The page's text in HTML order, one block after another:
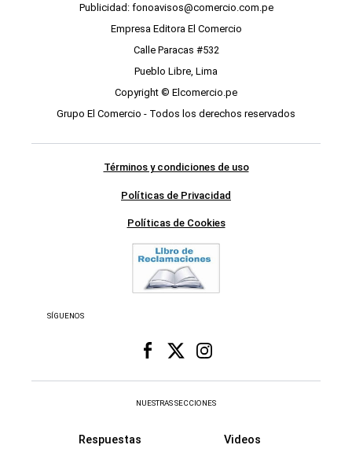
Publicidad: fonoavisos@comercio.com.pe
Empresa Editora El Comercio
Calle Paracas #532
Pueblo Libre, Lima
Copyright © Elcomercio.pe
Grupo El Comercio - Todos los derechos reservados
Términos y condiciones de uso
Políticas de Privacidad
Políticas de Cookies
SÍGUENOS
NUESTRAS SECCIONES
Respuestas Videos